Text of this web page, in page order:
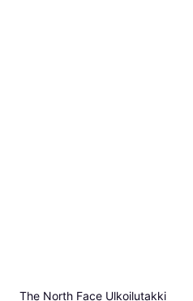
The North Face Ulkoilutakki